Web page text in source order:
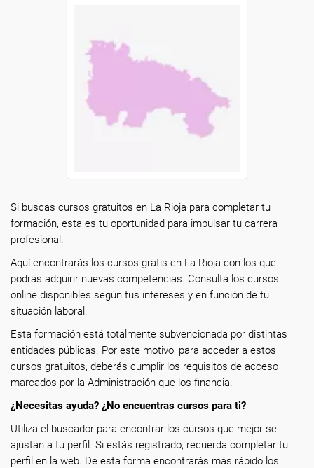
Si buscas cursos gratuitos en La Rioja para completar tu
formación, esta es tu oportunidad para impulsar tu carrera
profesional.
Aquí encontrarás los cursos gratis en La Rioja con los que
podrás adquirir nuevas competencias. Consulta los cursos
online disponibles según tus intereses y en función de tu
situación laboral.
Esta formación está totalmente subvencionada por distintas
entidades públicas. Por este motivo, para acceder a estos
cursos gratuitos, deberás cumplir los requisitos de acceso
marcados por la Administración que los financia.
¿Necesitas ayuda? ¿No encuentras cursos para ti?
Utiliza el buscador para encontrar los cursos que mejor se
ajustan a tu perfil. Si estás registrado, recuerda completar tu
perfil en la web. De esta forma encontrarás más rápido los